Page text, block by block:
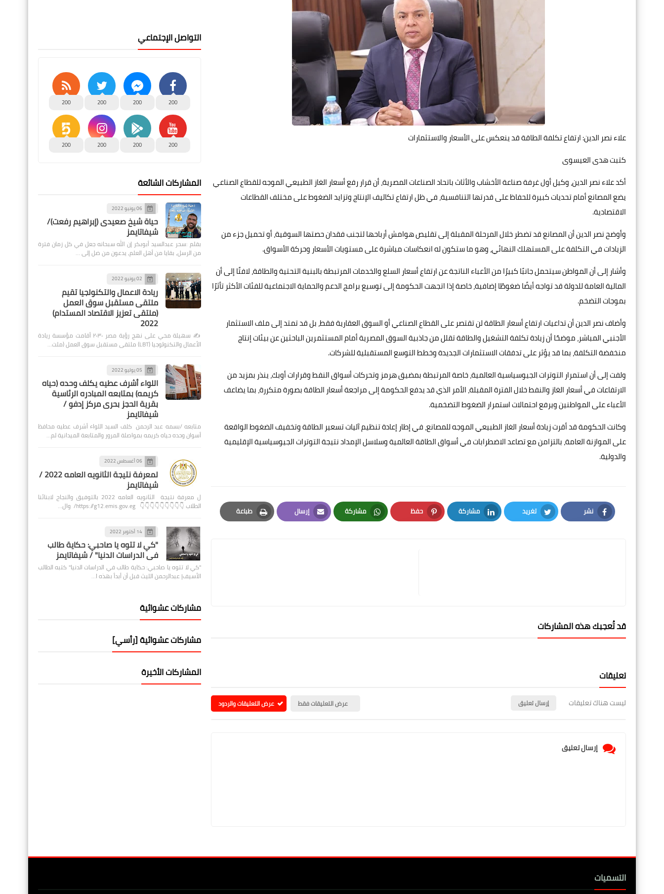
علاء نصر الدين: ارتفاع تكلفة الطاقة قد ينعكس على الأسعار والاستثمارات
كتبت هدى العيسوى
أكد علاء نصر الدين، وكيل أول غرفة صناعة الأخشاب والأثاث باتحاد الصناعات المصرية، أن قرار رفع أسعار الغاز الطبيعي الموجه للقطاع الصناعي
يضع المصانع أمام تحديات كبيرة للحفاظ على قدرتها التنافسية، في ظل ارتفاع تكاليف الإنتاج وتزايد الضغوط على مختلف القطاعات
الاقتصادية.
وأوضح نصر الدين أن المصانع قد تضطر خلال المرحلة المقبلة إلى تقليص هوامش أرباحها لتجنب فقدان حصتها السوقية، أو تحميل جزء من
الزيادات في التكلفة على المستهلك النهائي، وهو ما ستكون له انعكاسات مباشرة على مستويات الأسعار وحركة الأسواق.
وأشار إلى أن المواطن سيتحمل جانبًا كبيرًا من الأعباء الناتجة عن ارتفاع أسعار السلع والخدمات المرتبطة بالبنية التحتية والطاقة، لافتًا إلى أن
المالية العامة للدولة قد تواجه أيضًا ضغوطًا إضافية، خاصة إذا اتجهت الحكومة إلى توسيع برامج الدعم والحماية الاجتماعية للفئات الأكثر تأثرًا
بموجات التضخم.
وأضاف نصر الدين أن تداعيات ارتفاع أسعار الطاقة لن تقتصر على القطاع الصناعي أو السوق العقارية فقط، بل قد تمتد إلى ملف الاستثمار
الأجنبي المباشر، موضحًا أن زيادة تكلفة التشغيل والطاقة تقلل من جاذبية السوق المصرية أمام المستثمرين الباحثين عن بيئات إنتاج
منخفضة التكلفة، بما قد يؤثر على تدفقات الاستثمارات الجديدة وخطط التوسع المستقبلية للشركات.
ولفت إلى أن استمرار التوترات الجيوسياسية العالمية، خاصة المرتبطة بمضيق هرمز وتحركات أسواق النفط وقرارات أوبك، ينذر بمزيد من
الارتفاعات في أسعار الغاز والنفط خلال الفترة المقبلة، الأمر الذي قد يدفع الحكومة إلى مراجعة أسعار الطاقة بصورة متكررة، بما يضاعف
الأعباء على المواطنين ويرفع احتمالات استمرار الضغوط التضخمية.
وكانت الحكومة قد أقرت زيادة أسعار الغاز الطبيعي الموجه للمصانع، في إطار إعادة تنظيم آليات تسعير الطاقة وتخفيف الضغوط الواقعة
على الموازنة العامة، بالتزامن مع تصاعد الاضطرابات في أسواق الطاقة العالمية وسلاسل الإمداد نتيجة التوترات الجيوسياسية الإقليمية
والدولية.
نشر
Facebook
تغريد
Twitter
مشاركة
LinkedIn
حفظ
Pinterest
مشاركة
Whatsapp
إرسال
Email
طباعة
Print
قد تُعجبك هذه المشاركات
تعليقات
ليست هناك تعليقات إرسال تعليق عرض التعليقات فقط عرض التعليقات والردود
إرسال تعليق
التواصل الإجتماعي
200
200
200
200
200
200
200
200
المشاركات الشائعة
06 يونيو 2022
حياة شيخ صعيدى (إبراهيم رفعت)/
شيفاتايمز
بقلم :سحر عبدالسيد أبوبكر إن الله سبحانه جعل في كل زمان فترة
من الرسل، بقايا من أهل العلم، يدعون من ضل إلى …
02 يونيو 2022
ريادة الاعمال والتكنولجيا تقيم
ملتقى مستقبل سوق العمل
(ملتقى تعزيز الاقتصاد المستدام)
2022
✍️ سهيلة محي على نهج رؤية مصر ٢٠٣٠ أقامت مؤسسة ريادة
الأعمال والتكنولوجيا (LBT) ملتقى مستقبل سوق العمل (ملت…
05 يوليو 2022
اللواء أشرف عطيه يكلف وحده (حياه
كريمه) بمتابعه المبادره الرئاسية
بقرية الحجز بحرى مركز إدفو /
شيفاتايمز
متابعه /بسمه عبد الرحمن كلف السيد اللواء أشرف عطيه محافظ
أسوان وحده حياه كريمه بمواصلة المرور والمتابعة الميدانية لم…
06 أغسطس 2022
لمعرفة نتيجة الثانويه العامه 2022 /
شيفاتايمز
ل معرفة نتيجة الثانويه العامه 2022 بالتوفيق والنجاح لابنائنا
الطلاب 👇👇👇👇👇👇👇👇👇 https://g12.emis.gov.eg/ وال…
14 أكتوبر 2022
"كي لا تتوه يا صاحبي: حكاية طالب
في الدراسات الدنيا" / شيفاتايمز
"كي لا تتوه يا صاحبي: حكاية طالب في الدراسات الدنيا" كتبه الطالب
الأسيف| عبدالرحمن الليث قبل أن أبدأ بهذه ا…
مشاركات عشوائية
مشاركات عشوائية [رأسي]
المشاركات الأخيرة
التسميات